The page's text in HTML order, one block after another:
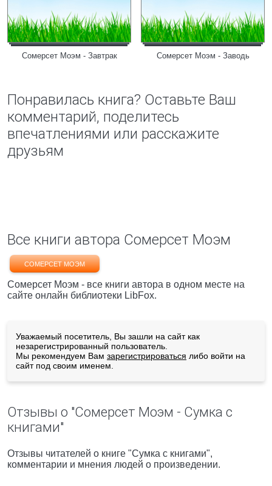
Сомерсет Моэм - Завтрак Сомерсет Моэм - Заводь
Понравилась книга? Оставьте Ваш
комментарий, поделитесь
впечатлениями или расскажите
друзьям
Все книги автора Сомерсет Моэм
СОМЕРСЕТ МОЭМ
Сомерсет Моэм - все книги автора в одном месте на
сайте онлайн библиотеки LibFox.
Уважаемый посетитель, Вы зашли на сайт как
незарегистрированный пользователь.
Мы рекомендуем Вам зарегистрироваться либо войти на
сайт под своим именем.
Отзывы о "Сомерсет Моэм - Сумка с
книгами"
Отзывы читателей о книге "Сумка с книгами",
комментарии и мнения людей о произведении.